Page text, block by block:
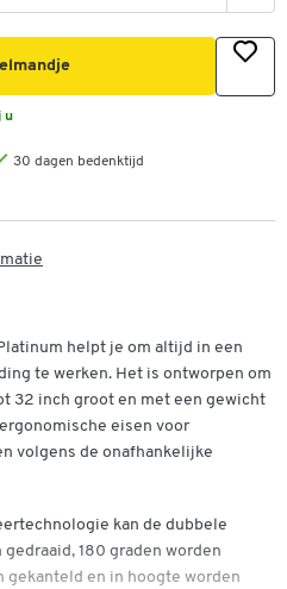
u
30 dagen bedenktijd
helpt je om altijd in een
te werken. Het is ontworpen om
32 inch groot en met een gewicht
eisen voor
volgens de onafhankelijke
kan de dubbele
180 graden worden
en in hoogte worden
in te zoomen